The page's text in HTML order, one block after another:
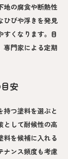
地の腐食や断熱性
ひびや浮きを発見
すくなります。目
専門家による定期
安
持つ塗料を選ぶと
として耐候性の高
料を候補に入れる
ナンス頻度も考慮